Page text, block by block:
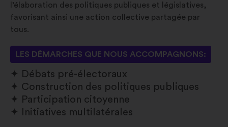
l’élaboration des politiques publiques et législatives,
favorisant ainsi une action collective partagée par
tous.
LES DÉMARCHES QUE NOUS ACCOMPAGNONS:
Débats pré-électoraux
Construction des politiques publiques
Participation citoyenne
Initiatives multilatérales